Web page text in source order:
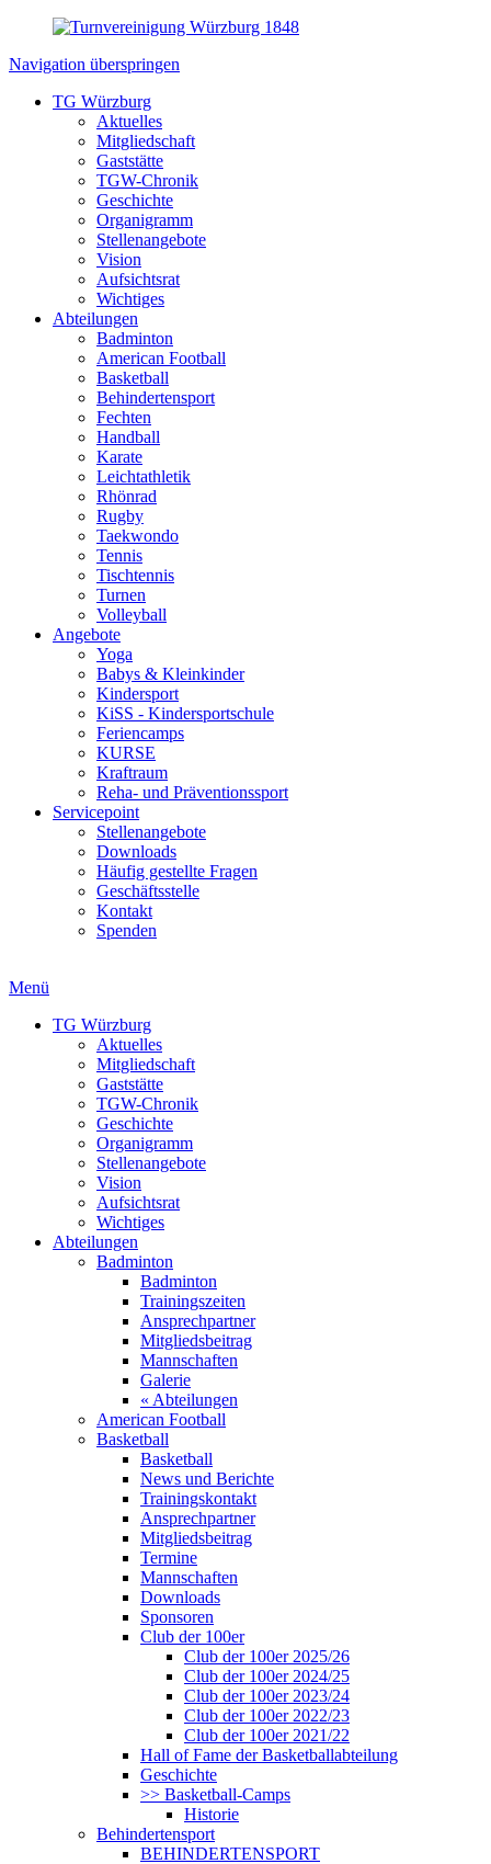
Navigation überspringen
TG Würzburg
Aktuelles
Mitgliedschaft
Gaststätte
TGW-Chronik
Geschichte
Organigramm
Stellenangebote
Vision
Aufsichtsrat
Wichtiges
Abteilungen
Badminton
American Football
Basketball
Behindertensport
Fechten
Handball
Karate
Leichtathletik
Rhönrad
Rugby
Taekwondo
Tennis
Tischtennis
Turnen
Volleyball
Angebote
Yoga
Babys & Kleinkinder
Kindersport
KiSS - Kindersportschule
Feriencamps
KURSE
Kraftraum
Reha- und Präventionssport
Servicepoint
Stellenangebote
Downloads
Häufig gestellte Fragen
Geschäftsstelle
Kontakt
Spenden
Menü
TG Würzburg
Aktuelles
Mitgliedschaft
Gaststätte
TGW-Chronik
Geschichte
Organigramm
Stellenangebote
Vision
Aufsichtsrat
Wichtiges
Abteilungen
Badminton
Badminton
Trainingszeiten
Ansprechpartner
Mitgliedsbeitrag
Mannschaften
Galerie
« Abteilungen
American Football
Basketball
Basketball
News und Berichte
Trainingskontakt
Ansprechpartner
Mitgliedsbeitrag
Termine
Mannschaften
Downloads
Sponsoren
Club der 100er
Club der 100er 2025/26
Club der 100er 2024/25
Club der 100er 2023/24
Club der 100er 2022/23
Club der 100er 2021/22
Hall of Fame der Basketballabteilung
Geschichte
>> Basketball-Camps
Historie
Behindertensport
BEHINDERTENSPORT